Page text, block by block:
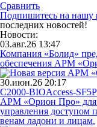
Сравнить
Подпишитесь на нашу
последних новостей!
Новости:
03.авг.26 13:47
Компания «Болид»
обеспечения АРМ
30.июн.26 20:17
С2000-BIOAccess-
АРМ «Орион Про» для
управления доступом
венам ладони и лицам.